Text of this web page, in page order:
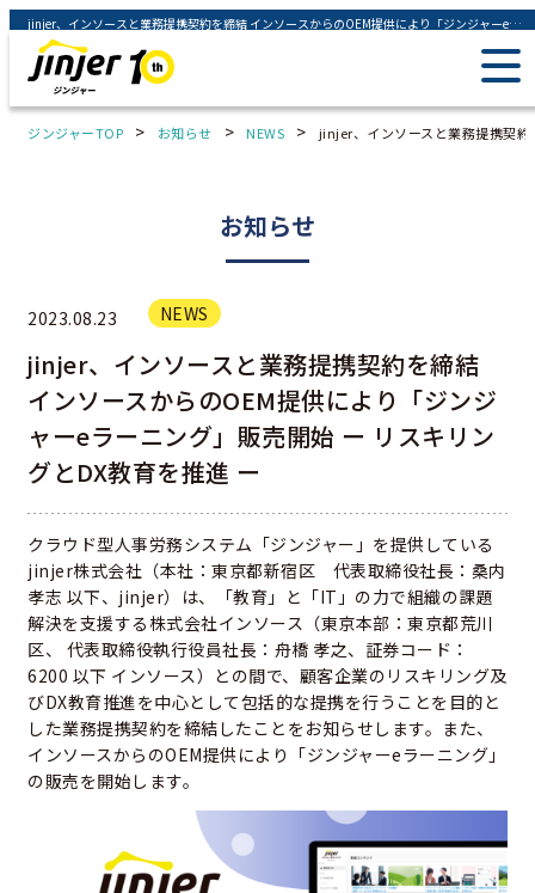
jinjer、インソースと業務提携契約を締結 インソースからのOEM提供により「ジンジャーeラーニング」販売開始 ー リスキリングとDX教育を推進 ー - ジンジャー（jinjer）｜統合型人事システム
ジンジャーTOP > お知らせ > NEWS > jinjer、インソースと業務提携契約
お知らせ
2023.08.23 NEWS
jinjer、インソースと業務提携契約を締結
インソースからのOEM提供により「ジンジ
ャーeラーニング」販売開始 ー リスキリン
グとDX教育を推進 ー
クラウド型人事労務システム「ジンジャー」を提供している
jinjer株式会社（本社：東京都新宿区 代表取締役社長：桑内
孝志 以下、jinjer）は、「教育」と「IT」の力で組織の課題
解決を支援する株式会社インソース（東京本部：東京都荒川
区、 代表取締役執行役員社長：舟橋 孝之、証券コード：
6200 以下 インソース）との間で、顧客企業のリスキリング及
びDX教育推進を中心として包括的な提携を行うことを目的と
した業務提携契約を締結したことをお知らせします。また、
インソースからのOEM提供により「ジンジャーeラーニング」
の販売を開始します。